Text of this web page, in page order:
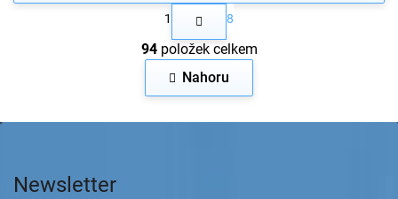
O
v
l
á
a
S
t
r
á
n
k
o
1 8
94položek celkem
Nahoru
Z
Newsletter